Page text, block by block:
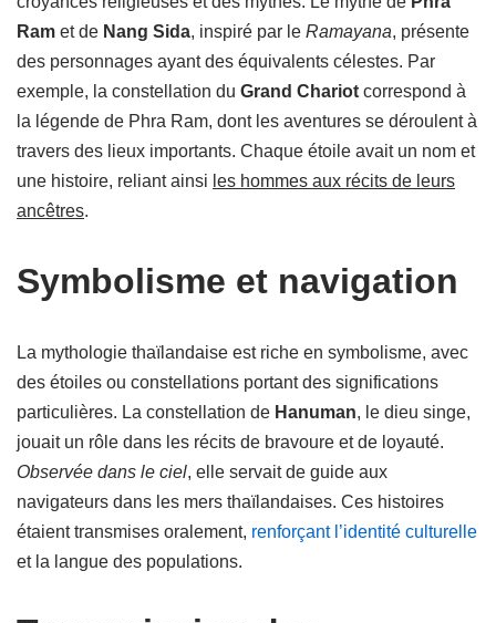
Ram et de Nang Sida, inspiré par le Ramayana, présente
des personnages ayant des équivalents célestes. Par
exemple, la constellation du Grand Chariot correspond à
la légende de Phra Ram, dont les aventures se déroulent à
travers des lieux importants. Chaque étoile avait un nom et
une histoire, reliant ainsi les hommes aux récits de leurs
ancêtres.
Symbolisme et navigation
La mythologie thaïlandaise est riche en symbolisme, avec
des étoiles ou constellations portant des significations
particulières. La constellation de Hanuman, le dieu singe,
jouait un rôle dans les récits de bravoure et de loyauté.
Observée dans le ciel, elle servait de guide aux
navigateurs dans les mers thaïlandaises. Ces histoires
étaient transmises oralement, renforçant l’identité culturelle
et la langue des populations.